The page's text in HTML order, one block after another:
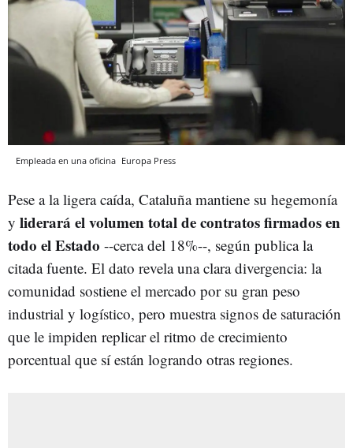
Empleada en una oficina Europa Press
Pese a la ligera caída, Cataluña mantiene su hegemonía
y liderará el volumen total de contratos firmados en
todo el Estado --cerca del 18%--, según publica la
citada fuente. El dato revela una clara divergencia: la
comunidad sostiene el mercado por su gran peso
industrial y logístico, pero muestra signos de saturación
que le impiden replicar el ritmo de crecimiento
porcentual que sí están logrando otras regiones.